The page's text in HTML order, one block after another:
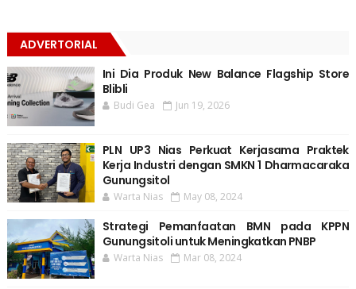
ADVERTORIAL
Ini Dia Produk New Balance Flagship Store
Blibli
Budi Gea Jun 19, 2026
PLN UP3 Nias Perkuat Kerjasama Praktek
Kerja Industri dengan SMKN 1 Dharmacaraka
Gunungsitol
Warta Nias May 08, 2024
Strategi Pemanfaatan BMN pada KPPN
Gunungsitoli untuk Meningkatkan PNBP
Warta Nias Mar 08, 2024